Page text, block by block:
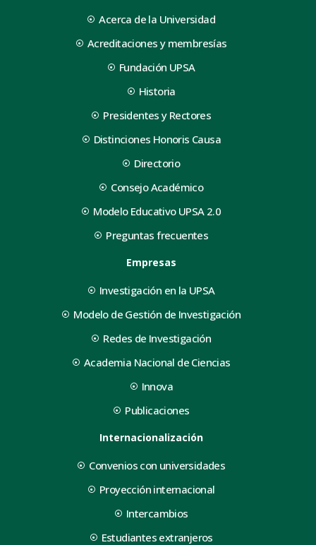
Acerca de la Universidad
Acreditaciones y membresías
Fundación UPSA
Historia
Presidentes y Rectores
Distinciones Honoris Causa
Directorio
Consejo Académico
Modelo Educativo UPSA 2.0
Preguntas frecuentes
Empresas
Investigación en la UPSA
Modelo de Gestión de Investigación
Redes de Investigación
Academia Nacional de Ciencias
Innova
Publicaciones
Internacionalización
Convenios con universidades
Proyección internacional
Intercambios
Estudiantes extranjeros